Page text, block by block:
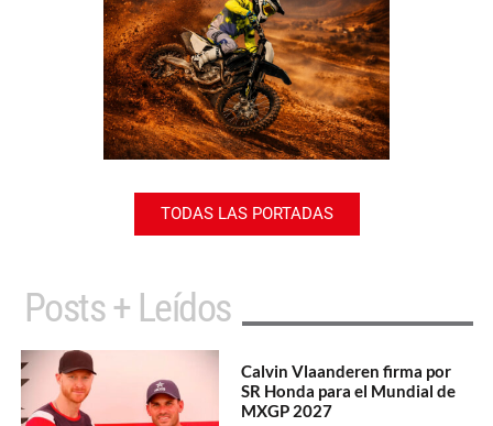
TODAS LAS PORTADAS
Posts + Leídos
Calvin Vlaanderen firma por
SR Honda para el Mundial de
MXGP 2027